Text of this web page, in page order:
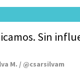
Sin
M. / @csarsilvam